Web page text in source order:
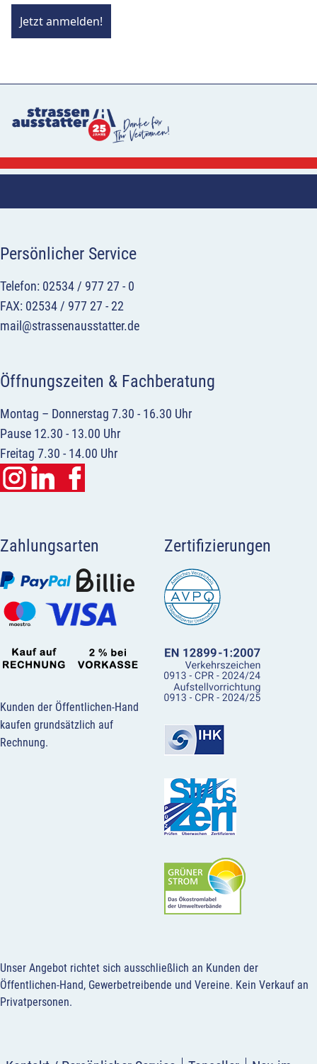
Jetzt anmelden!
Persönlicher Service
Telefon: 02534 / 977 27 - 0
FAX: 02534 / 977 27 - 22
mail@strassenausstatter.de
Öffnungszeiten & Fachberatung
Montag – Donnerstag 7.30 - 16.30 Uhr
Pause 12.30 - 13.00 Uhr
Freitag 7.30 - 14.00 Uhr
Zahlungsarten
Kunden der Öffentlichen-Hand
kaufen grundsätzlich auf
Rechnung.
Zertifizierungen
Unser Angebot richtet sich ausschließlich an Kunden der
Öffentlichen-Hand, Gewerbetreibende und Vereine. Kein Verkauf an
Privatpersonen.